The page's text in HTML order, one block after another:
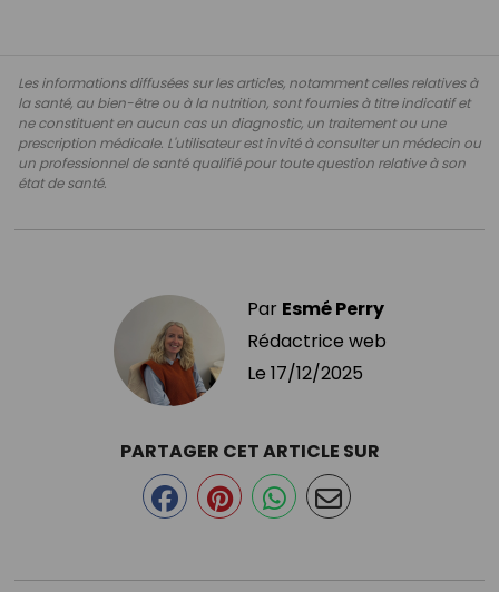
Les informations diffusées sur les articles, notamment celles relatives à
la santé, au bien-être ou à la nutrition, sont fournies à titre indicatif et
ne constituent en aucun cas un diagnostic, un traitement ou une
prescription médicale. L'utilisateur est invité à consulter un médecin ou
un professionnel de santé qualifié pour toute question relative à son
état de santé.
Par Esmé Perry
Rédactrice web
Le 17/12/2025
PARTAGER CET ARTICLE SUR